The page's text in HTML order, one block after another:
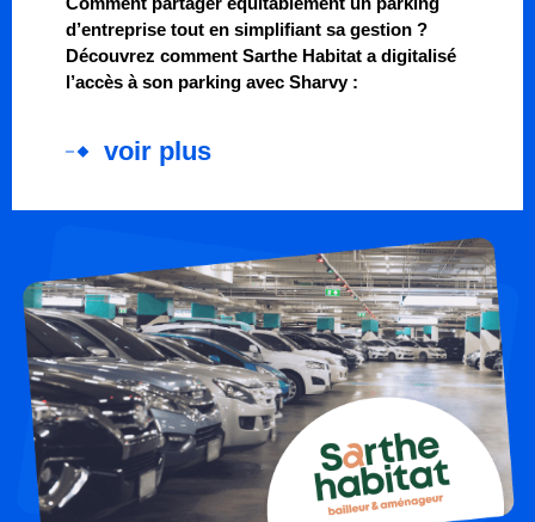
d’entreprise tout en simplifiant sa gestion ?
Découvrez comment Sarthe Habitat a digitalisé
l’accès à son parking avec Sharvy :
voir plus